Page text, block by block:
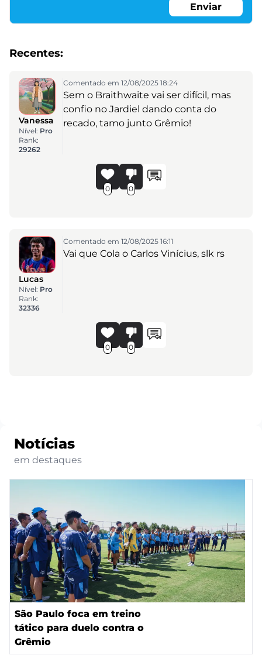
Enviar
Recentes:
Vanessa
Nível: Pro
Rank:
29262
Comentado em 12/08/2025 18:24
Sem o Braithwaite vai ser difícil, mas
confio no Jardiel dando conta do
recado, tamo junto Grêmio!
0 0
Lucas
Nível: Pro
Rank:
32336
Comentado em 12/08/2025 16:11
Vai que Cola o Carlos Vinícius, slk rs
0 0
Notícias
em destaques
São Paulo foca em treino
tático para duelo contra o
Grêmio